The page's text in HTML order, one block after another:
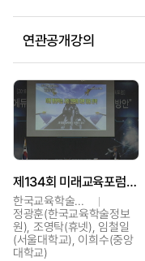
연관공개강의
제134회 미래교육포럼 · 공군 HRD 발전 세미나
한국교육학술정보원
정광훈(한국교육학술정보
원), 조영탁(휴넷), 임철일
(서울대학교), 이희수(중앙
대학교)